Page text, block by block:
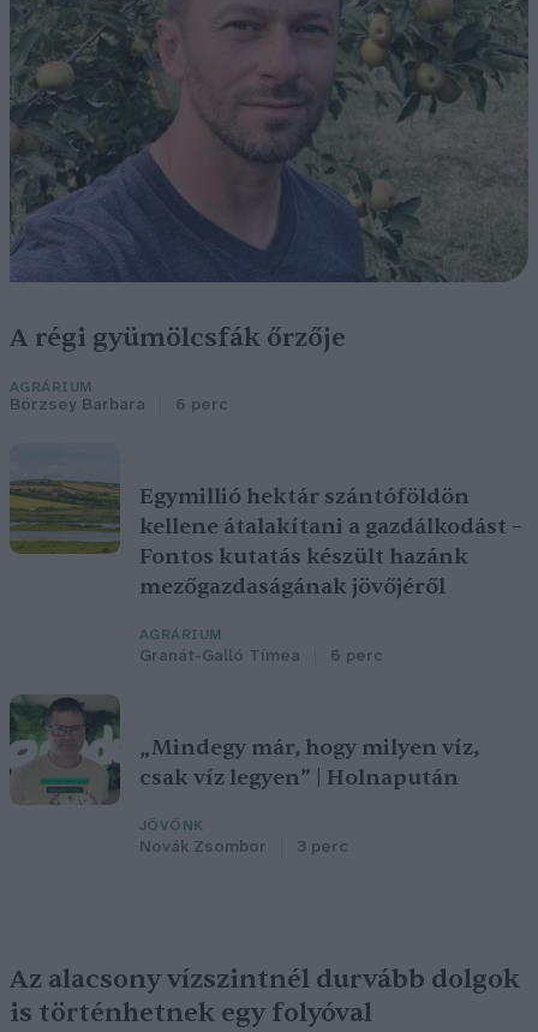
A régi gyümölcsfák őrzője
AGRÁRIUM
Börzsey Barbara 6 perc
Egymillió hektár szántóföldön
kellene átalakítani a gazdálkodást –
Fontos kutatás készült hazánk
mezőgazdaságának jövőjéről
AGRÁRIUM
Granát-Galló Tímea 6 perc
„Mindegy már, hogy milyen víz,
csak víz legyen” | Holnapután
JÖVŐNK
Novák Zsombor 3 perc
Az alacsony vízszintnél durvább dolgok
is történhetnek egy folyóval